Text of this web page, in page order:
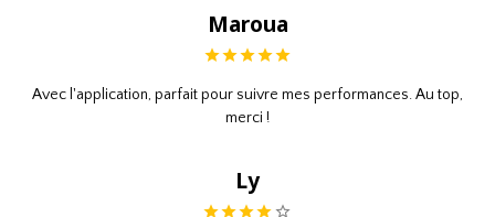
Maroua
Avec l'application, parfait pour suivre mes performances. Au top,
merci !
Ly